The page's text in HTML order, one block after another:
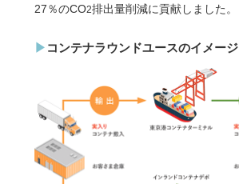
27％のCO2排出量削減に貢献しました。
コンテナラウンドユースのイメージ